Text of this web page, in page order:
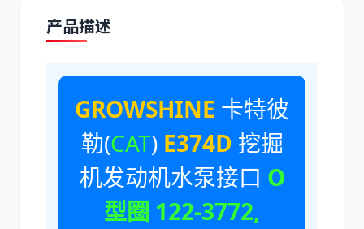
道依茨
斗山 三一
产品描述
GROWSHINE 卡特彼
勒(CAT) E374D 挖掘
机发动机水泵接口 O
型圈 122-3772,